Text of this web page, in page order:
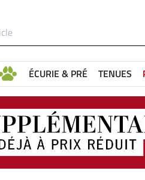
ÉCURIE & PRÉ TENUES